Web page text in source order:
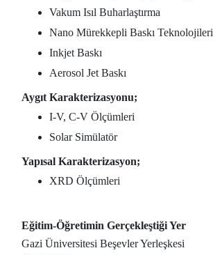
Vakum Isıl Buharlaştırma
Nano Mürekkepli Baskı Teknolojileri
Inkjet Baskı
Aerosol Jet Baskı
Aygıt Karakterizasyonu;
I-V, C-V Ölçümleri
Solar Simülatör
Yapısal Karakterizasyon;
XRD Ölçümleri
Eğitim-Öğretimin Gerçekleştiği Yer
Gazi Üniversitesi Beşevler Yerleşkesi